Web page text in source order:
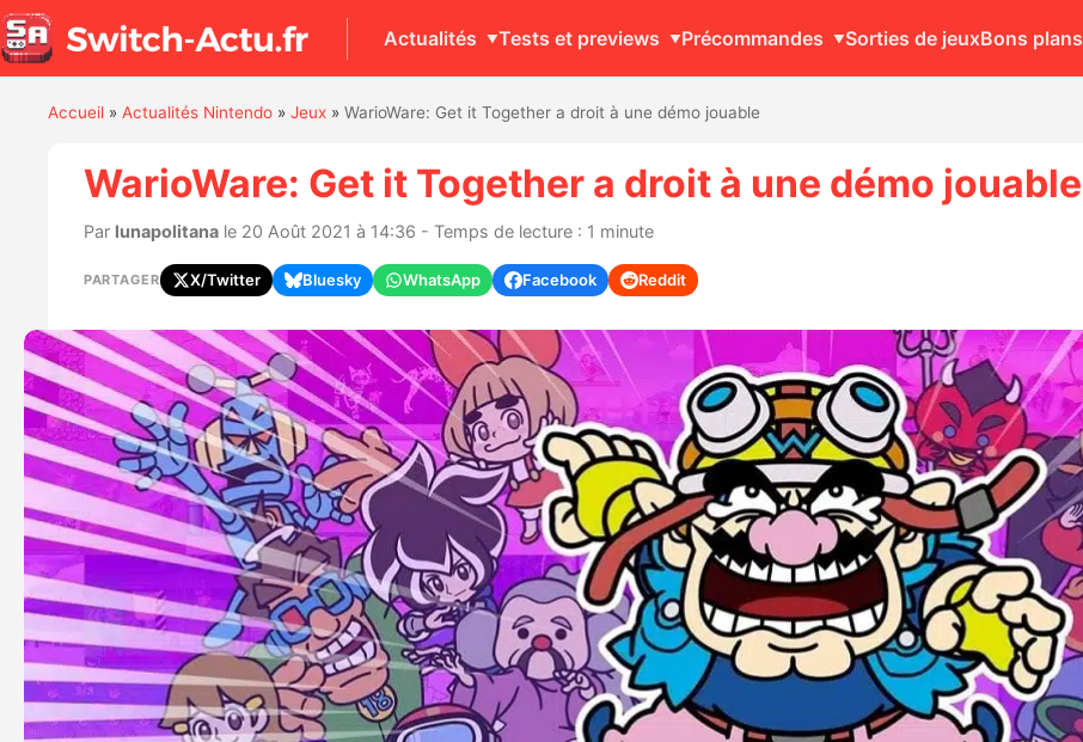
Actualités Tests et previews Précommandes Sorties de jeuxBons plans
Accueil» Actualités Nintendo» Jeux» WarioWare: Get it Together a droit à une démo jouable
WarioWare: Get it Together a droit à une démo jouable
Par lunapolitanale 20 Août 2021 à 14:36 - Temps de lecture : 1 minute
PARTAGER X/Twitter Bluesky WhatsApp Facebook Reddit